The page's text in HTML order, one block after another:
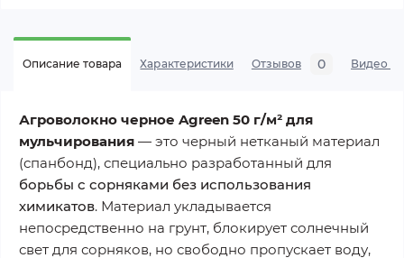
Описание товара Характеристики Отзывов 0 Видео
Агроволокно черное Agreen 50 г/м² для
мульчирования — это черный нетканый материал
(спанбонд), специально разработанный для
борьбы с сорняками без использования
химикатов. Материал укладывается
непосредственно на грунт, блокирует солнечный
свет для сорняков, но свободно пропускает воду,